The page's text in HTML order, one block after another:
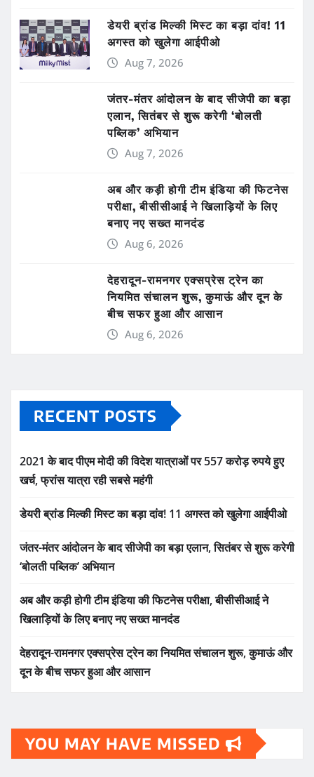
डेयरी ब्रांड मिल्की मिस्ट का बड़ा दांव! 11
अगस्त को खुलेगा आईपीओ
Aug 7, 2026
जंतर-मंतर आंदोलन के बाद सीजेपी का बड़ा
एलान, सितंबर से शुरू करेगी ‘बोलती
पब्लिक’ अभियान
Aug 7, 2026
अब और कड़ी होगी टीम इंडिया की फिटनेस
परीक्षा, बीसीसीआई ने खिलाड़ियों के लिए
बनाए नए सख्त मानदंड
Aug 6, 2026
देहरादून-रामनगर एक्सप्रेस ट्रेन का
नियमित संचालन शुरू, कुमाऊं और दून के
बीच सफर हुआ और आसान
Aug 6, 2026
RECENT POSTS
2021 के बाद पीएम मोदी की विदेश यात्राओं पर 557 करोड़ रुपये हुए
खर्च, फ्रांस यात्रा रही सबसे महंगी
डेयरी ब्रांड मिल्की मिस्ट का बड़ा दांव! 11 अगस्त को खुलेगा आईपीओ
जंतर-मंतर आंदोलन के बाद सीजेपी का बड़ा एलान, सितंबर से शुरू करेगी
‘बोलती पब्लिक’ अभियान
अब और कड़ी होगी टीम इंडिया की फिटनेस परीक्षा, बीसीसीआई ने
खिलाड़ियों के लिए बनाए नए सख्त मानदंड
देहरादून-रामनगर एक्सप्रेस ट्रेन का नियमित संचालन शुरू, कुमाऊं और
दून के बीच सफर हुआ और आसान
YOU MAY HAVE MISSED